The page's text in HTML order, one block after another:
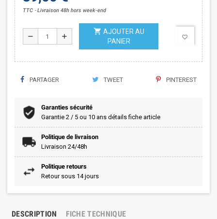
TTC Livraison 48h hors week-end
remove add
shopping_cart AJOUTER AU
PANIER
favorite_border
PARTAGER TWEET PINTEREST
Garanties sécurité
Garantie 2 / 5 ou 10 ans détails fiche article
Politique de livraison
Livraison 24/48h
Politique retours
Retour sous 14 jours
DESCRIPTION FICHE TECHNIQUE